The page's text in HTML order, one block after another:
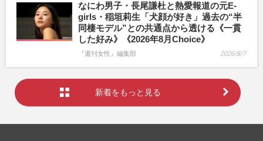
なにわ男子・長尾謙杜と熱愛報道の元E-
girls・稲垣莉生「犬顔が好き」過去の“半
同棲モデル”との共通点から透ける《一貫
した好み》《2026年8月Choice》
『週刊女性』編集部 2026/8/7
新着をもっと見る